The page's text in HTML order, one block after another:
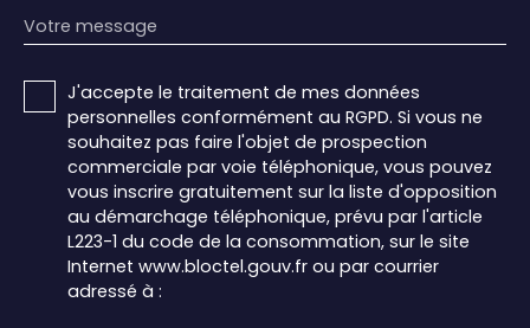
Votre message
J'accepte le traitement de mes données
personnelles conformément au RGPD. Si vous ne
souhaitez pas faire l'objet de prospection
commerciale par voie téléphonique, vous pouvez
vous inscrire gratuitement sur la liste d'opposition
au démarchage téléphonique, prévu par l'article
L223-1 du code de la consommation, sur le site
Internet www.bloctel.gouv.fr ou par courrier
adressé à :